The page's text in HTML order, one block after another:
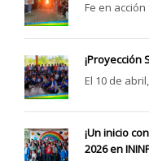
Fe en
¡Proyección
El 10 de
¡Un inicio
2026 en